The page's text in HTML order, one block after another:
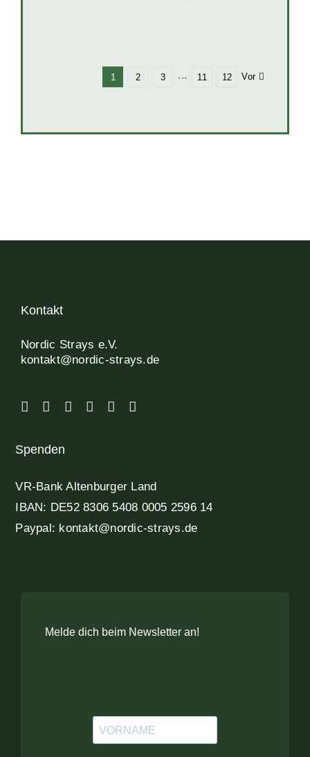
1 2 3 ··· 11 12 Vor
Kontakt
Nordic Strays e.V.
kontakt@nordic-strays.de
Spenden
VR-Bank Altenburger Land
IBAN: DE52 8306 5408 0005 2596 14
Paypal: kontakt@nordic-strays.de
Melde dich beim Newsletter an!